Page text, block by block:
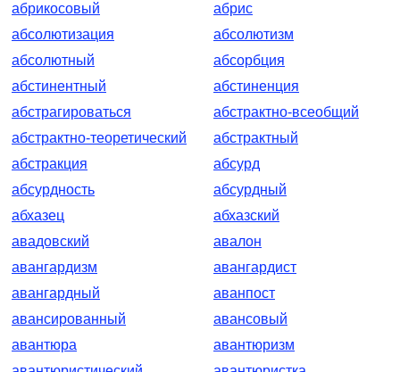
абрикосовый
абрис
абсолютизация
абсолютизм
абсолютный
абсорбция
абстинентный
абстиненция
абстрагироваться
абстрактно-всеобщий
абстрактно-теоретический
абстрактный
абстракция
абсурд
абсурдность
абсурдный
абхазец
абхазский
авадовский
авалон
авангардизм
авангардист
авангардный
аванпост
авансированный
авансовый
авантюра
авантюризм